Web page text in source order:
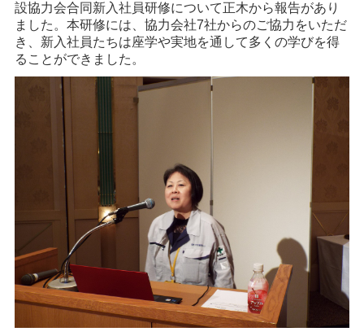
設協力会合同新入社員研修について正木から報告があり
ました。本研修には、協力会社7社からのご協力をいただ
き、新入社員たちは座学や実地を通して多くの学びを得
ることができました。